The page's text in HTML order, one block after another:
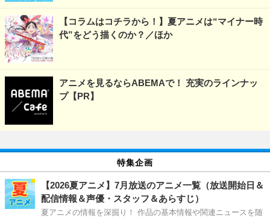
【コラムはコチラから！】夏アニメは“マイナー時
代”をどう描くのか？／ほか
アニメを見るならABEMAで！ 充実のラインナッ
プ【PR】
特集企画
【2026夏アニメ】7月放送のアニメ一覧（放送開始日＆
配信情報＆声優・スタッフ＆あらすじ）
夏アニメの情報を深掘り！ 作品の基本情報や関連ニュースを随